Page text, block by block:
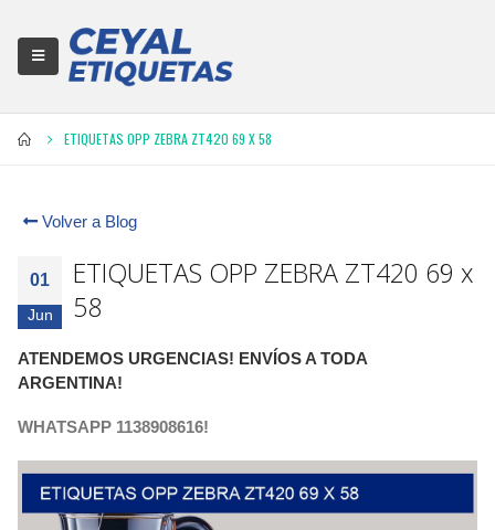
ETIQUETAS OPP ZEBRA ZT420 69 X 58
Volver a Blog
01
Jun
ETIQUETAS OPP ZEBRA ZT420 69 x
58
ATENDEMOS URGENCIAS! ENVÍOS A TODA
ARGENTINA!
WHATSAPP 1138908616!